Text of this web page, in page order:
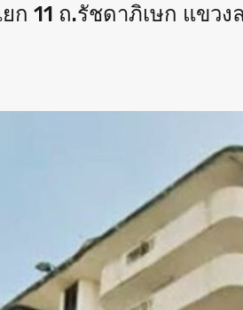
11 ถ.รัชดาภิเษก แขวง